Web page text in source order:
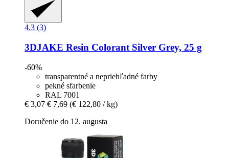
4.3 (3)
3DJAKE Resin Colorant Silver Grey, 25 g
-60%
transparentné a nepriehľadné farby
pekné sfarbenie
RAL 7001
€ 3,07 € 7,69 (€ 122,80 / kg)
Doručenie do 12. augusta